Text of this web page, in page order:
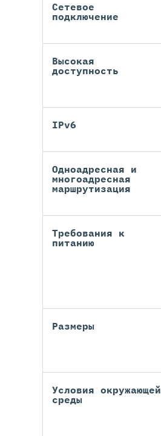
Сетевое
подключение
Высокая
доступность
IPv6
Одноадресная и
многоадресная
маршрутизация
Требования к
питанию
Размеры
Условия окружающей
среды